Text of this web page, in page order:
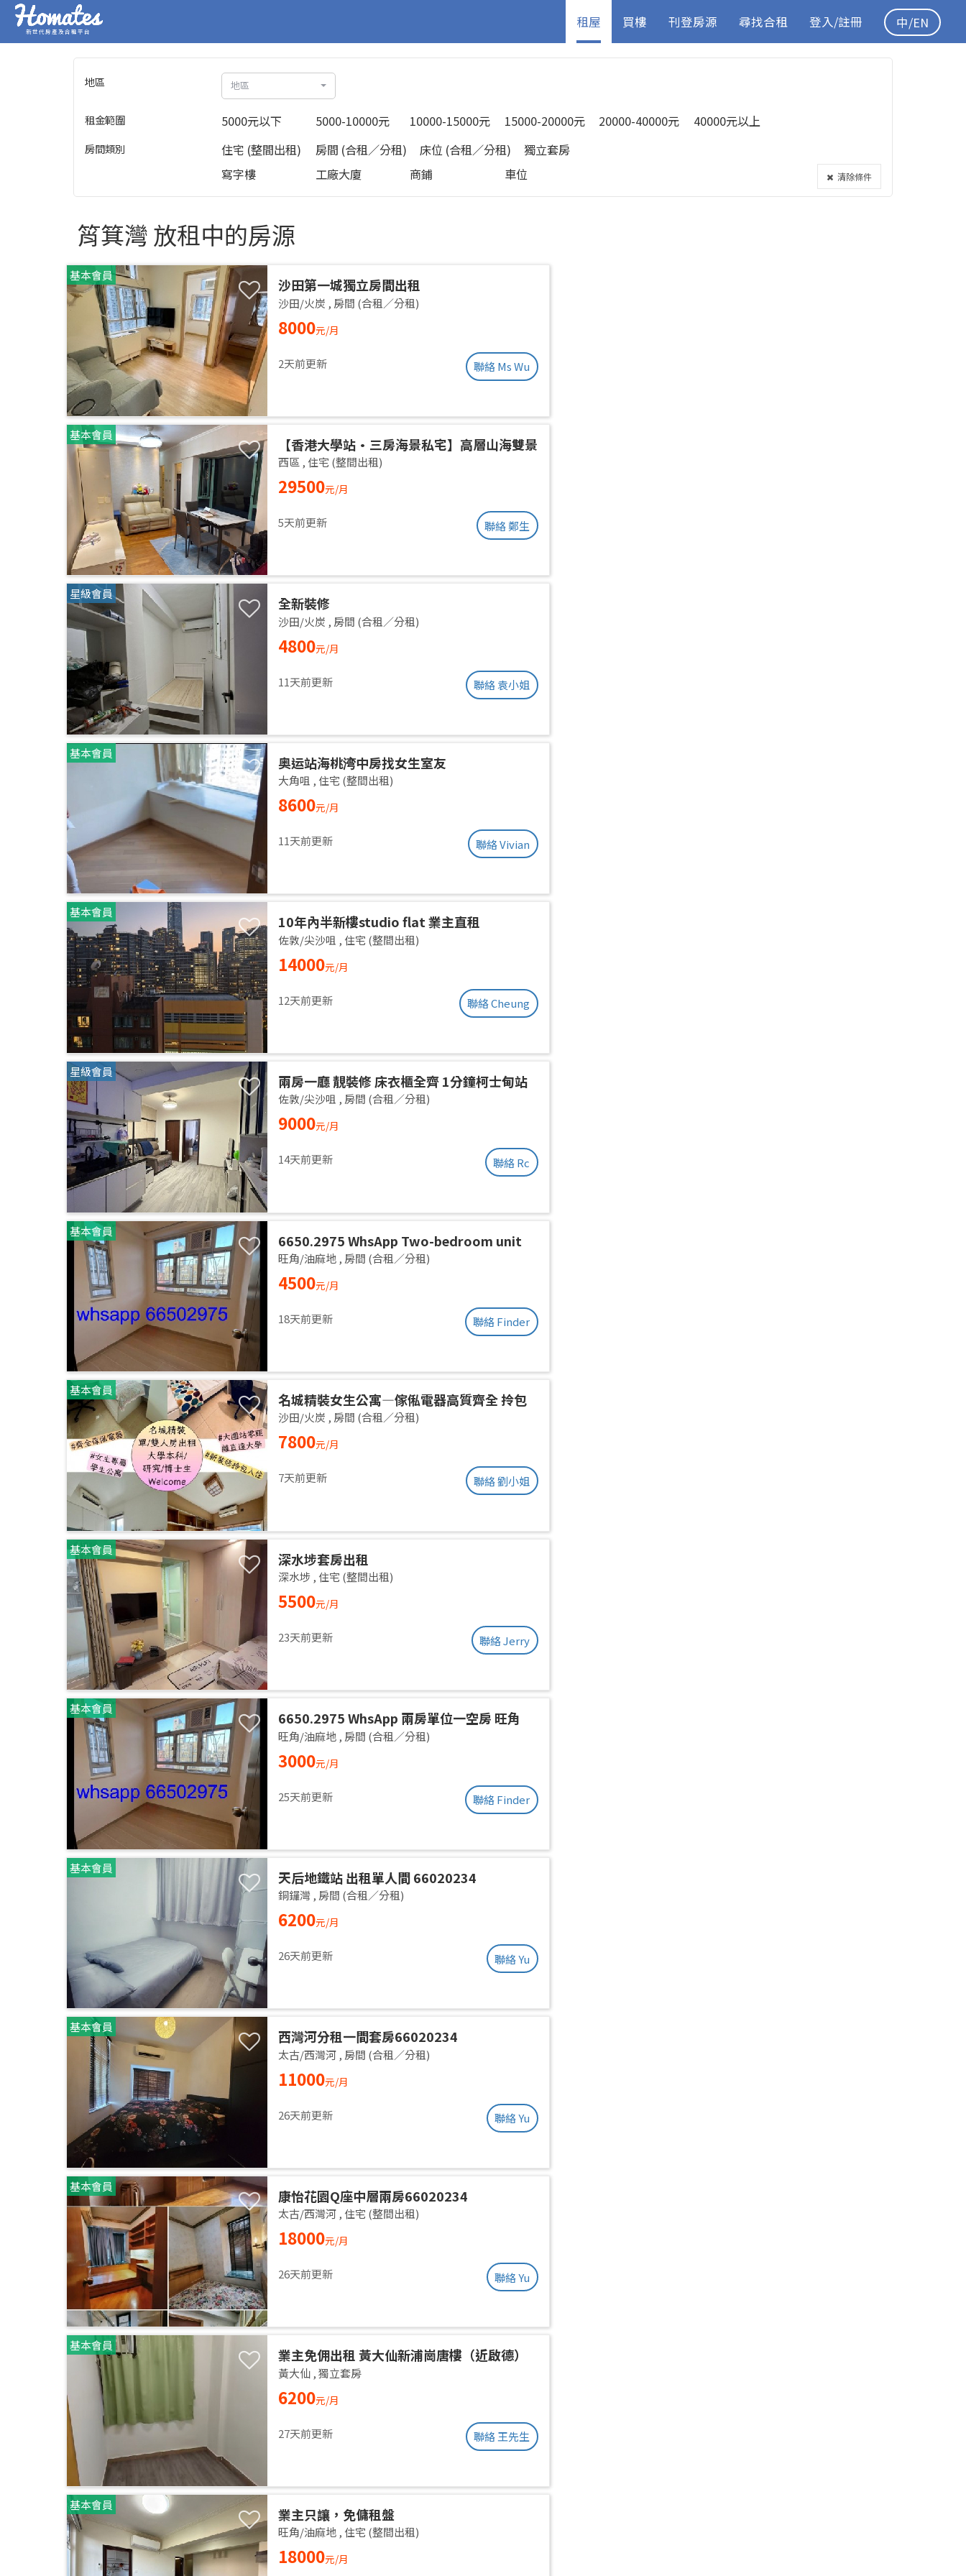
新世代房產及合租平台
租屋 買樓 刊登房源 尋找合租 登入/註冊 中/EN
地區 地區
租金範圍 5000元以下 5000-10000元 10000-15000元 15000-20000元 20000-40000元 40000元以上
房間類別 住宅 (整間出租) 房間 (合租／分租) 床位 (合租／分租)
獨立套房
寫字樓
工廠大廈 商鋪 車位 清除條件
筲箕灣 放租中的房源
基本會員
沙田第一城獨立房間出租
沙田/火炭 , 房間 (合租／分租)
8000元/月
2天前更新 聯絡 Ms Wu
基本會員
【香港大學站•三房海景私宅】高層山海雙景
港大近在咫尺 即住配置 免佣業主盤
西區 , 住宅 (整間出租)
29500元/月
5天前更新 聯絡 鄭生
星級會員
全新裝修
沙田/火炭 , 房間 (合租／分租)
4800元/月
11天前更新 聯絡 袁小姐
基本會員
奥运站海桃湾中房找女生室友
大角咀 , 住宅 (整間出租)
8600元/月
11天前更新 聯絡 Vivian
基本會員
10年內半新樓studio flat 業主直租
佐敦/尖沙咀 , 住宅 (整間出租)
14000元/月
12天前更新 聯絡 Cheung
星級會員
兩房一廳 靚裝修 床衣櫃全齊 1分鐘柯士甸站
5分鐘佐敦站
佐敦/尖沙咀 , 房間 (合租／分租)
9000元/月
14天前更新 聯絡 Rc
基本會員
6650.2975 WhsApp Two-bedroom unit
with one empty room, newly renovated,
available for separate rental or shared
accommodation. High floor with roof.
Utilities included. Excellent ventilation,
clean and quiet.
旺角/油麻地 , 房間 (合租／分租)
4500元/月
18天前更新 聯絡 Finder
基本會員
名城精裝女生公寓—傢俬電器高質齊全 拎包
即入住 (業主自放無佣)
沙田/火炭 , 房間 (合租／分租)
7800元/月
7天前更新 聯絡 劉小姐
基本會員
深水埗套房出租
深水埗 , 住宅 (整間出租)
5500元/月
23天前更新 聯絡 Jerry
基本會員
6650.2975 WhsApp 兩房單位一空房 旺角
287呎 全新裝修 分租 合租 性別不限 高層有𨋢
四通八達 三面大窗 空氣流通 乾淨安靜 包wifi
水電
旺角/油麻地 , 房間 (合租／分租)
3000元/月
25天前更新 聯絡 Finder
基本會員
天后地鐵站 出租單人間 66020234
銅鑼灣 , 房間 (合租／分租)
6200元/月
26天前更新 聯絡 Yu
基本會員
西灣河分租一間套房66020234
太古/西灣河 , 房間 (合租／分租)
11000元/月
26天前更新 聯絡 Yu
基本會員
康怡花園Q座中層兩房66020234
太古/西灣河 , 住宅 (整間出租)
18000元/月
26天前更新 聯絡 Yu
基本會員
業主免佣出租 黃大仙新浦崗唐樓（近啟德）
黃大仙 ,獨立套房
6200元/月
27天前更新 聯絡 王先生
基本會員
業主只讓，免傭租盤
旺角/油麻地 , 住宅 (整間出租)
18000元/月